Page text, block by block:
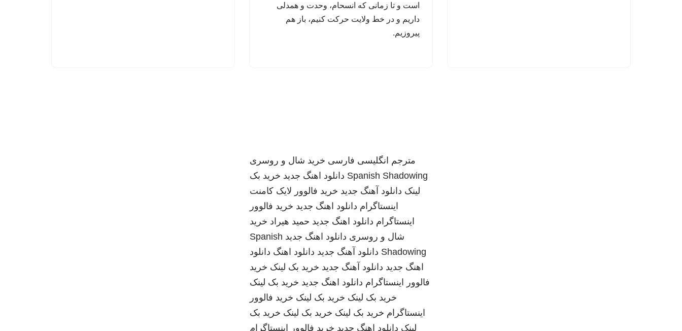
است و تا زمانی که انسحام، وحدت و همدلی
داریم و در خط ولایت حرکت کنیم، باز هم
پیروزیم.
مترجم انگلیسی فارسی خرید شال و روسری
Spanish Shadowing دانلود اهنگ جدید خرید بک
لینک دانلود آهنگ جدید خرید فالوور لایک کامنت
اینستاگرام دانلود اهنگ جدید خرید فالوور
اینستاگرام دانلود اهنگ جدید حمید هیراد خرید
شال و روسری دانلود اهنگ جدید Spanish
Shadowing دانلود آهنگ جدید دانلود اهنگ دانلود
اهنگ جدید دانلود آهنگ جدید خرید بک لینک خرید
فالوور اینستاگرام دانلود اهنگ جدید خرید بک لینک
خرید بک لینک خرید بک لینک خرید فالوور
اینستاگرام خرید بک لینک خرید بک لینک خرید بک
لینک دانلود اهنگ جدید خرید فالوور اینستاگرام